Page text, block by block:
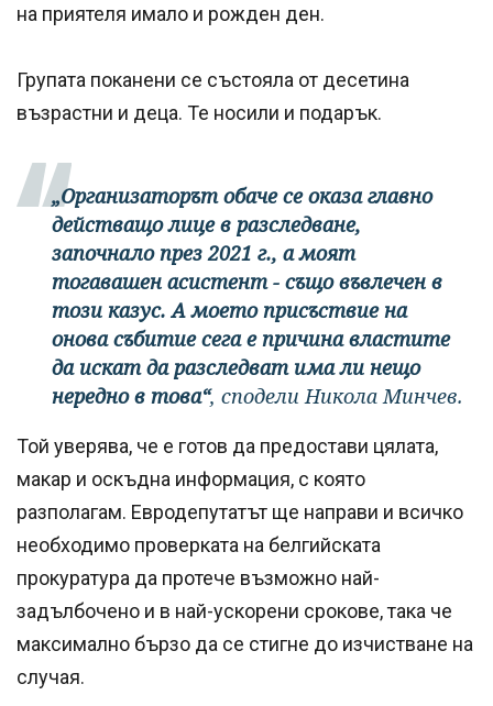
на приятеля имало и рожден ден.
Групата поканени се състояла от десетина
възрастни и деца. Те носили и подарък.
„Организаторът обаче се оказа главно
действащо лице в разследване,
започнало през 2021 г., а моят
тогавашен асистент - също въвлечен в
този казус. А моето присъствие на
онова събитие сега е причина властите
да искат да разследват има ли нещо
нередно в това“, сподели Никола Минчев.
Той уверява, че е готов да предостави цялата,
макар и оскъдна информация, с която
разполагам. Евродепутатът ще направи и всичко
необходимо проверката на белгийската
прокуратура да протече възможно най-
задълбочено и в най-ускорени срокове, така че
максимално бързо да се стигне до изчистване на
случая.